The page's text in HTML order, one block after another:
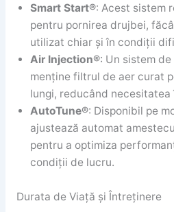
Smart Start®: Acest sistem
pentru pornirea drujbei,
utilizat chiar și în condiții
Air Injection®: Un sistem
menține filtrul de aer curat
lungi, reducând
AutoTune®: Disponibil pe
ajustează automat
pentru a optimiza
condiții de lucru.
Durata de Viață și Întreținere